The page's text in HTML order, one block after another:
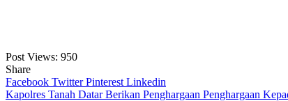
Post Views: 950
Share
Facebook TwitterPinterest Linkedin
Navigasi
Kapolres Tanah Datar Berikan Penghargaan Penghargaan